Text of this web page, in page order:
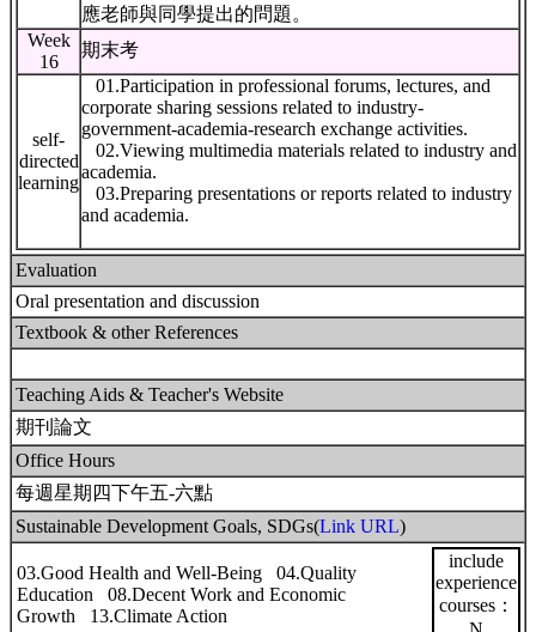
應老師與同學提出的問題。
Week
16
期末考
self-
directed
learning
01.Participation in professional forums, lectures, and
corporate sharing sessions related to industry-
government-academia-research exchange activities.
02.Viewing multimedia materials related to industry and
academia.
03.Preparing presentations or reports related to industry
and academia.
Evaluation
Oral presentation and discussion
Textbook & other References
Teaching Aids & Teacher's Website
期刊論文
Office Hours
每週星期四下午五-六點
Sustainable Development Goals, SDGs(Link URL)
03.Good Health and Well-Being 04.Quality
Education 08.Decent Work and Economic
Growth 13.Climate Action
include
experience
courses：